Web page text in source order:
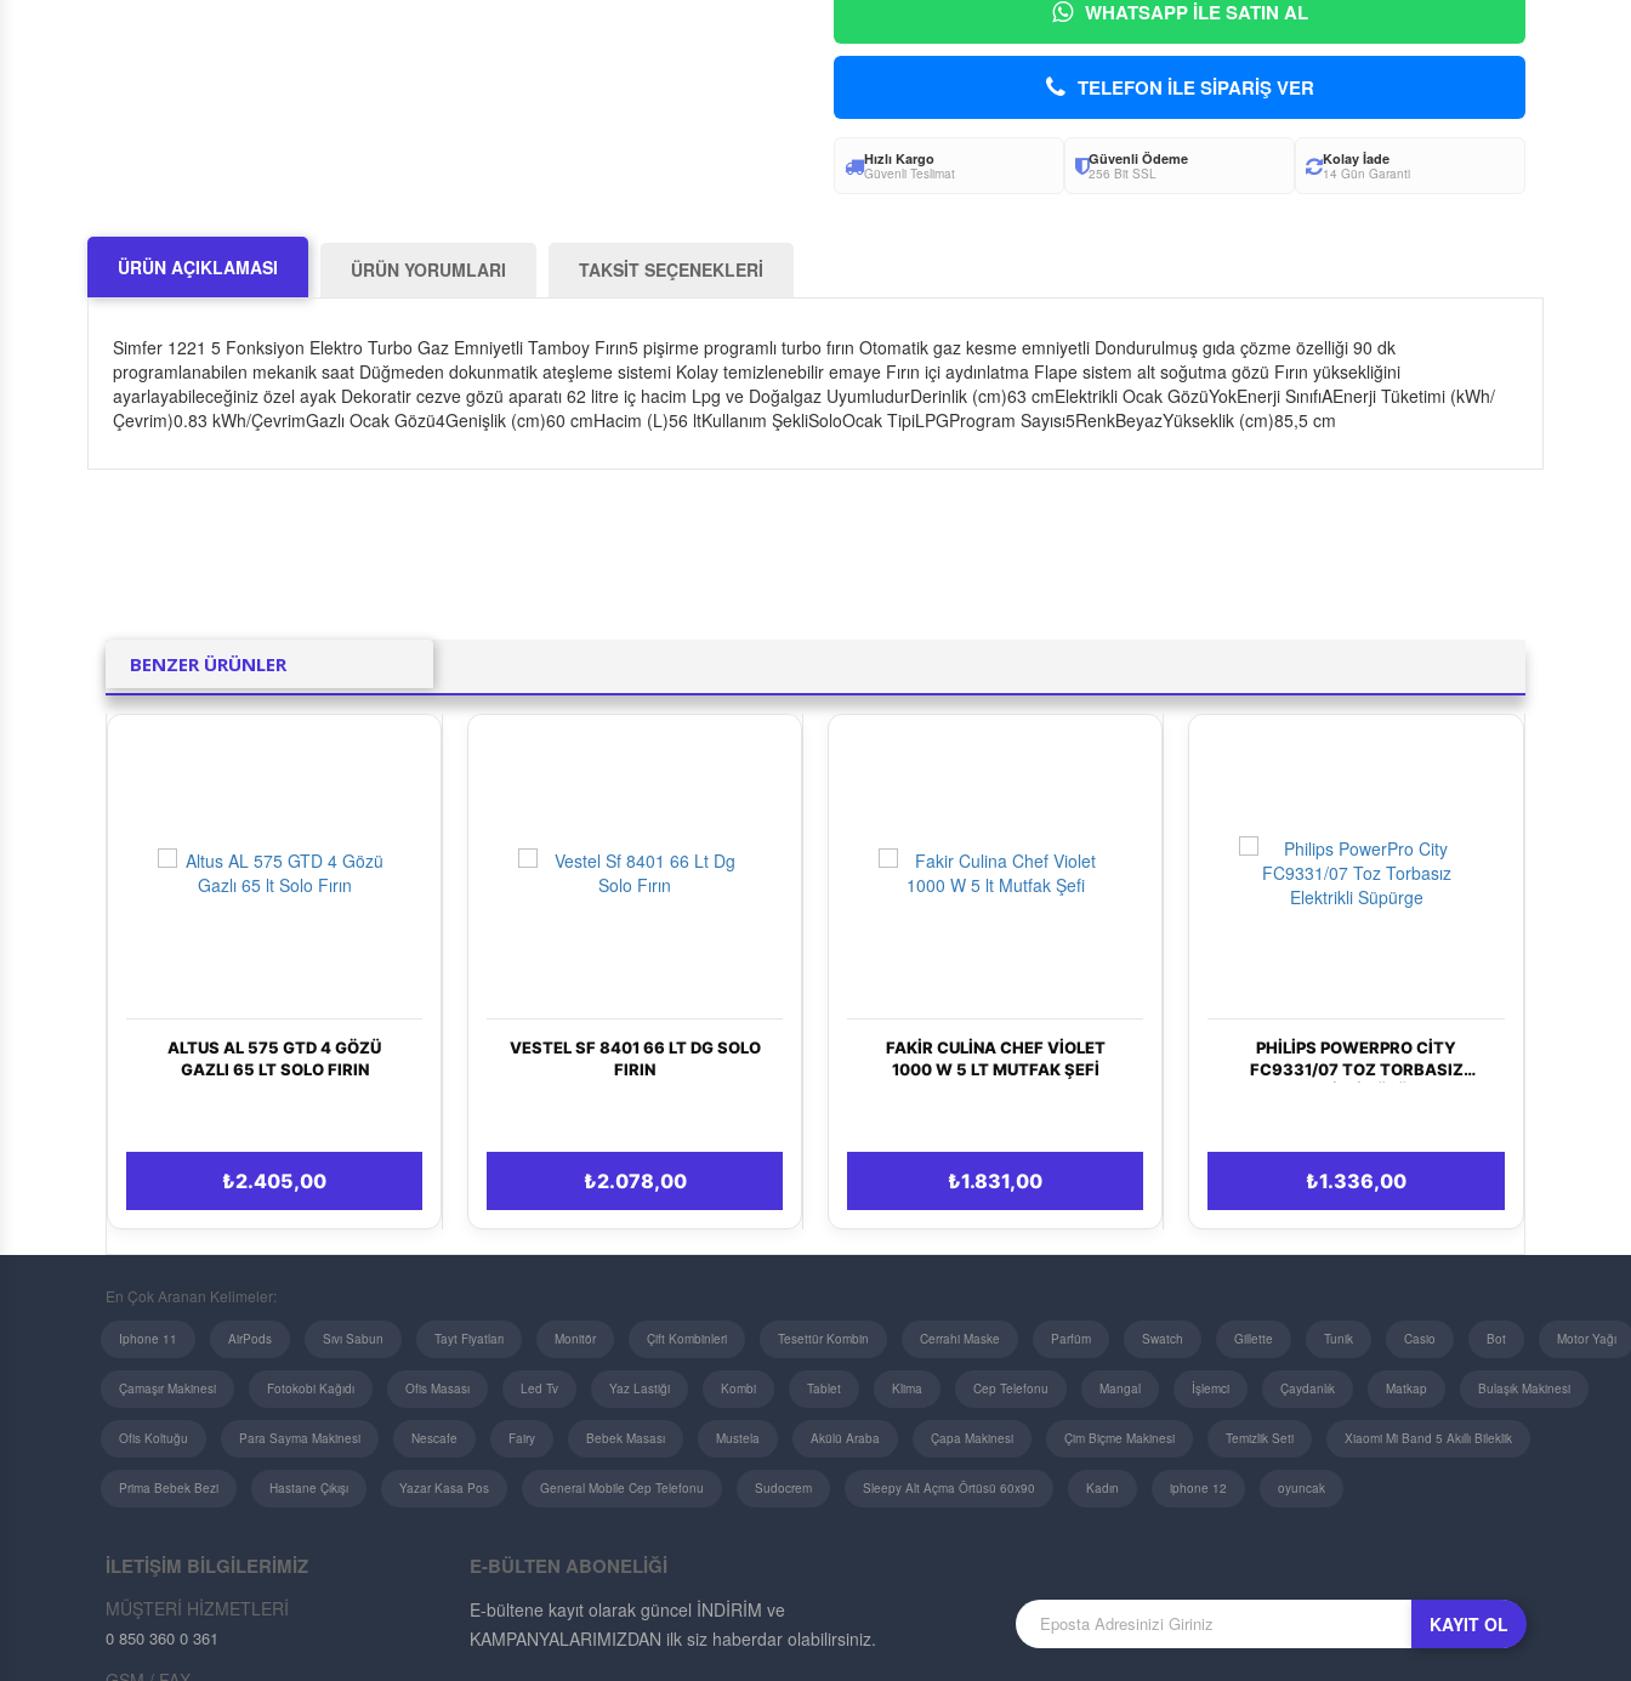
WHATSAPP İLE SATIN AL
TELEFON İLE SİPARİŞ VER
Hızlı Kargo
Güvenli Teslimat
Güvenli Ödeme
256 Bit SSL
Kolay İade
14 Gün Garanti
ÜRÜN AÇIKLAMASI ÜRÜN YORUMLARI TAKSİT SEÇENEKLERİ
Simfer 1221 5 Fonksiyon Elektro Turbo Gaz Emniyetli Tamboy Fırın5 pişirme programlı turbo fırın Otomatik gaz kesme emniyetli Dondurulmuş gıda çözme özelliği 90 dk
programlanabilen mekanik saat Düğmeden dokunmatik ateşleme sistemi Kolay temizlenebilir emaye Fırın içi aydınlatma Flape sistem alt soğutma gözü Fırın yüksekliğini
ayarlayabileceğiniz özel ayak Dekoratir cezve gözü aparatı 62 litre iç hacim Lpg ve Doğalgaz UyumludurDerinlik (cm)63 cmElektrikli Ocak GözüYokEnerji SınıfıAEnerji Tüketimi (kWh/
Çevrim)0.83 kWh/ÇevrimGazlı Ocak Gözü4Genişlik (cm)60 cmHacim (L)56 ltKullanım ŞekliSoloOcak TipiLPGProgram Sayısı5RenkBeyazYükseklik (cm)85,5 cm
BENZER ÜRÜNLER
AL 575 GTD 4 GÖZÜ
VESTEL SF 8401 66 LT DG SOLO
FAKIR CULINA CHEF VIOLET
PHILIPS POWERPRO CITY
FC9331/07 TOZ TORBASIZ
ARZUM OK004-K OKKA MINIO
TÜRK KAHVESI MAKINESI -
En Çok Aranan Kelimeler:
Iphone 11 AirPods Sıvı Sabun Tayt Fiyatları Monitör Çift Kombinleri Tesettür Kombin Cerrahi Maske Parfüm Swatch Gillette Tunik Casio Bot Motor Yağı
Çamaşır Makinesi Fotokobi Kağıdı Ofis Masası Led Tv Yaz Lastiği Kombi Tablet Klima Cep Telefonu Mangal İşlemci Çaydanlık Matkap Bulaşık Makinesi
Ofis Koltuğu Para Sayma Makinesi Nescafe Fairy Bebek Masası Mustela Akülü Araba Çapa Makinesi Çim Biçme Makinesi Temizlik Seti Xiaomi Mi Band 5 Akıllı Bileklik
Prima Bebek Bezi Hastane Çıkışı Yazar Kasa Pos General Mobile Cep Telefonu Sudocrem Sleepy Alt Açma Örtüsü 60x90 Kadın iphone 12 oyuncak
İLETİŞİM BİLGİLERİMİZ
MÜŞTERİ HİZMETLERİ
0 850 360 0 361
E-BÜLTEN ABONELİĞİ
E-bültene kayıt olarak güncel İNDİRİM ve
KAMPANYALARIMIZDAN ilk siz haberdar olabilirsiniz.
KAYIT OL